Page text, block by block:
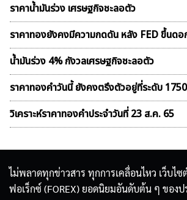
ราคาน้ำมันร่วง เศรษฐกิจชะลอตัว
ราคาทองยังคงมีความกดดัน หลัง FED ขึ้นด
น้ำมันร่วง 4% กังวลเศรษฐกิจชะลอตัว
ราคาทองคำวันนี้ ยังคงตรึงตัวอยู่ที่ระดับ 1750
วิเคราะห์ราคาทองคําประจำวันที่ 23 ส.ค. 65
ไม่พลาดทุกข่าวสาร ทุกการเคลื่อนไหว เว็บไ
ฟอเร็กซ์ (FOREX) ยอดนิยมอันดับต้น ๆ ของป